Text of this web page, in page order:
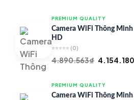
PREMIUM QUALITY
Camera WiFi Thông Minh
HD
⭐⭐⭐⭐⭐ (0)
4.890.563₫ Giá
là:
PREMIUM QUALITY
Camera WiFi Thông Minh